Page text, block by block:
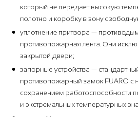
который не передает высокую
полотно и коробку в зону
уплотнение притвора —
противопожарная лента. Они
закрытой двери;
запорные устройства —
противопожарный замок FUARO с
сохранением работоспособности
и экстремальных температурных